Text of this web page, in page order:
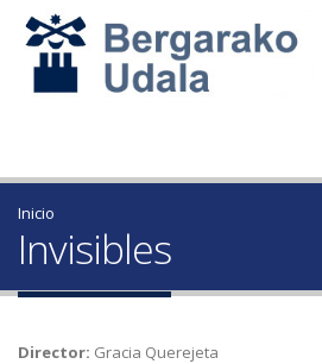
Inicio
Invisibles
Director: Gracia Querejeta